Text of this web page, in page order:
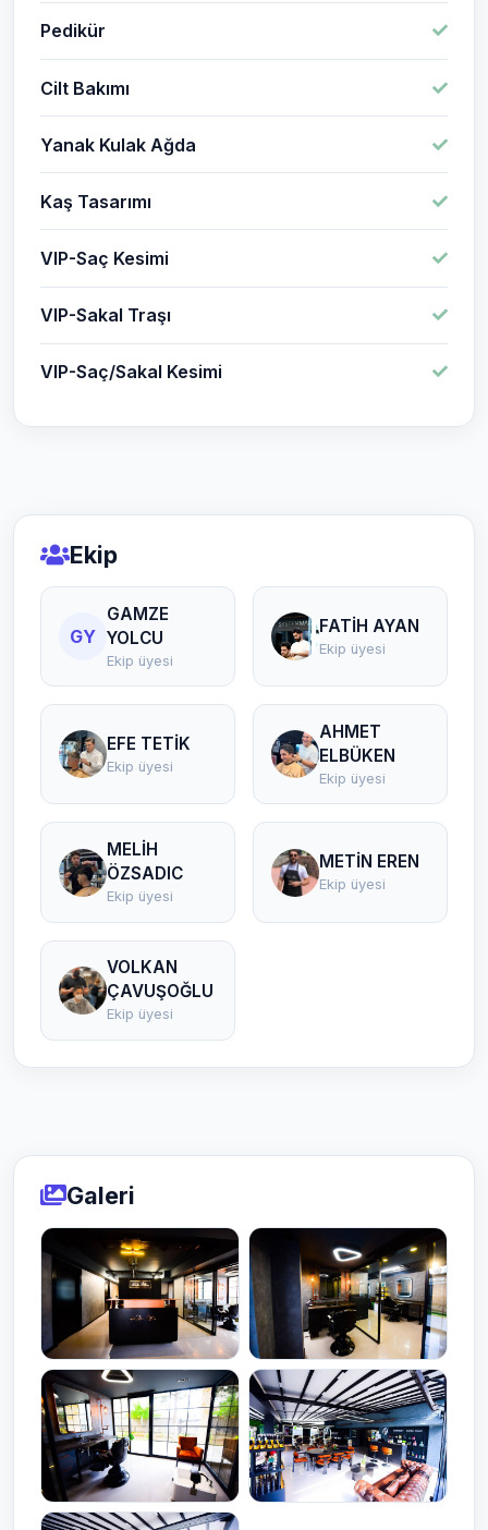
Pedikür
Cilt Bakımı
Yanak Kulak Ağda
Kaş Tasarımı
VIP-Saç Kesimi
VIP-Sakal Traşı
VIP-Saç/Sakal Kesimi
Ekip
GY
GAMZE
YOLCU
Ekip üyesi
FATİH AYAN
Ekip üyesi
EFE TETİK
Ekip üyesi
AHMET
ELBÜKEN
Ekip üyesi
MELİH
ÖZSADIC
Ekip üyesi
METİN EREN
Ekip üyesi
VOLKAN
ÇAVUŞOĞLU
Ekip üyesi
Galeri